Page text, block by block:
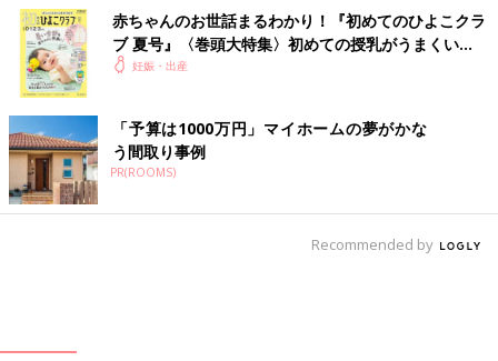
赤ちゃんのお世話まるわかり！『初めてのひよこクラ
ブ 夏号』〈巻頭大特集〉初めての授乳がうまくい
く！ おっぱい・ミルクの基本と夏のトラブル 解決テ
妊娠・出産
「予算は1000万円」マイホームの夢がかな
う間取り事例
PR(ROOMS)
Recommended by